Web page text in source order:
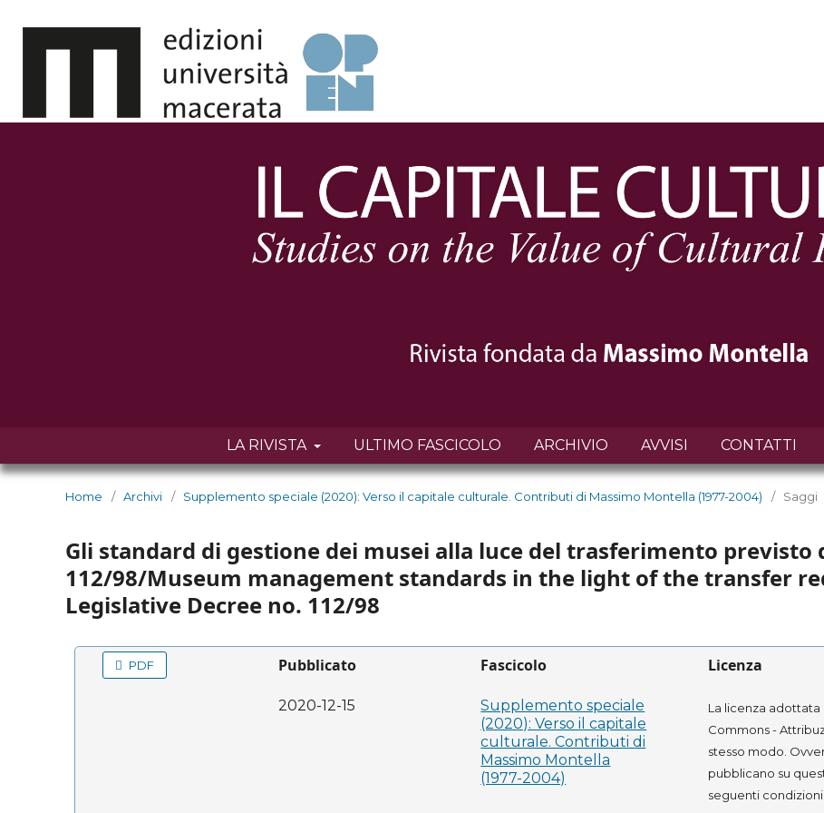
LA RIVISTA ULTIMO FASCICOLO ARCHIVIO AVVISI CONTATTI
Home / Archivi / Supplemento speciale (2020): Verso il capitale culturale. Contributi di Massimo Montella (1977-2004) / Saggi
Gli standard di gestione dei musei alla luce del trasferimento previsto
112/98/Museum management standards in the light of the transfer
Legislative Decree no. 112/98
PDF Pubblicato
2020-12-15
Fascicolo
Supplemento speciale
(2020): Verso il capitale
culturale. Contributi di
Massimo Montella
(1977-2004)
Licenza
La licenza adottata
Commons -
stesso modo.
pubblicano su
seguenti condizioni: